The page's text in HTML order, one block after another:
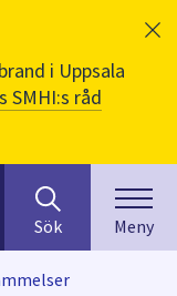
i Uppsala
SMHI:s råd
efter
innehåll
på
webbplatsen.
Sök Meny